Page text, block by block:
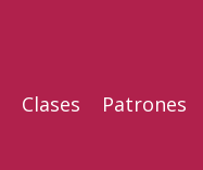
Clases Patrones